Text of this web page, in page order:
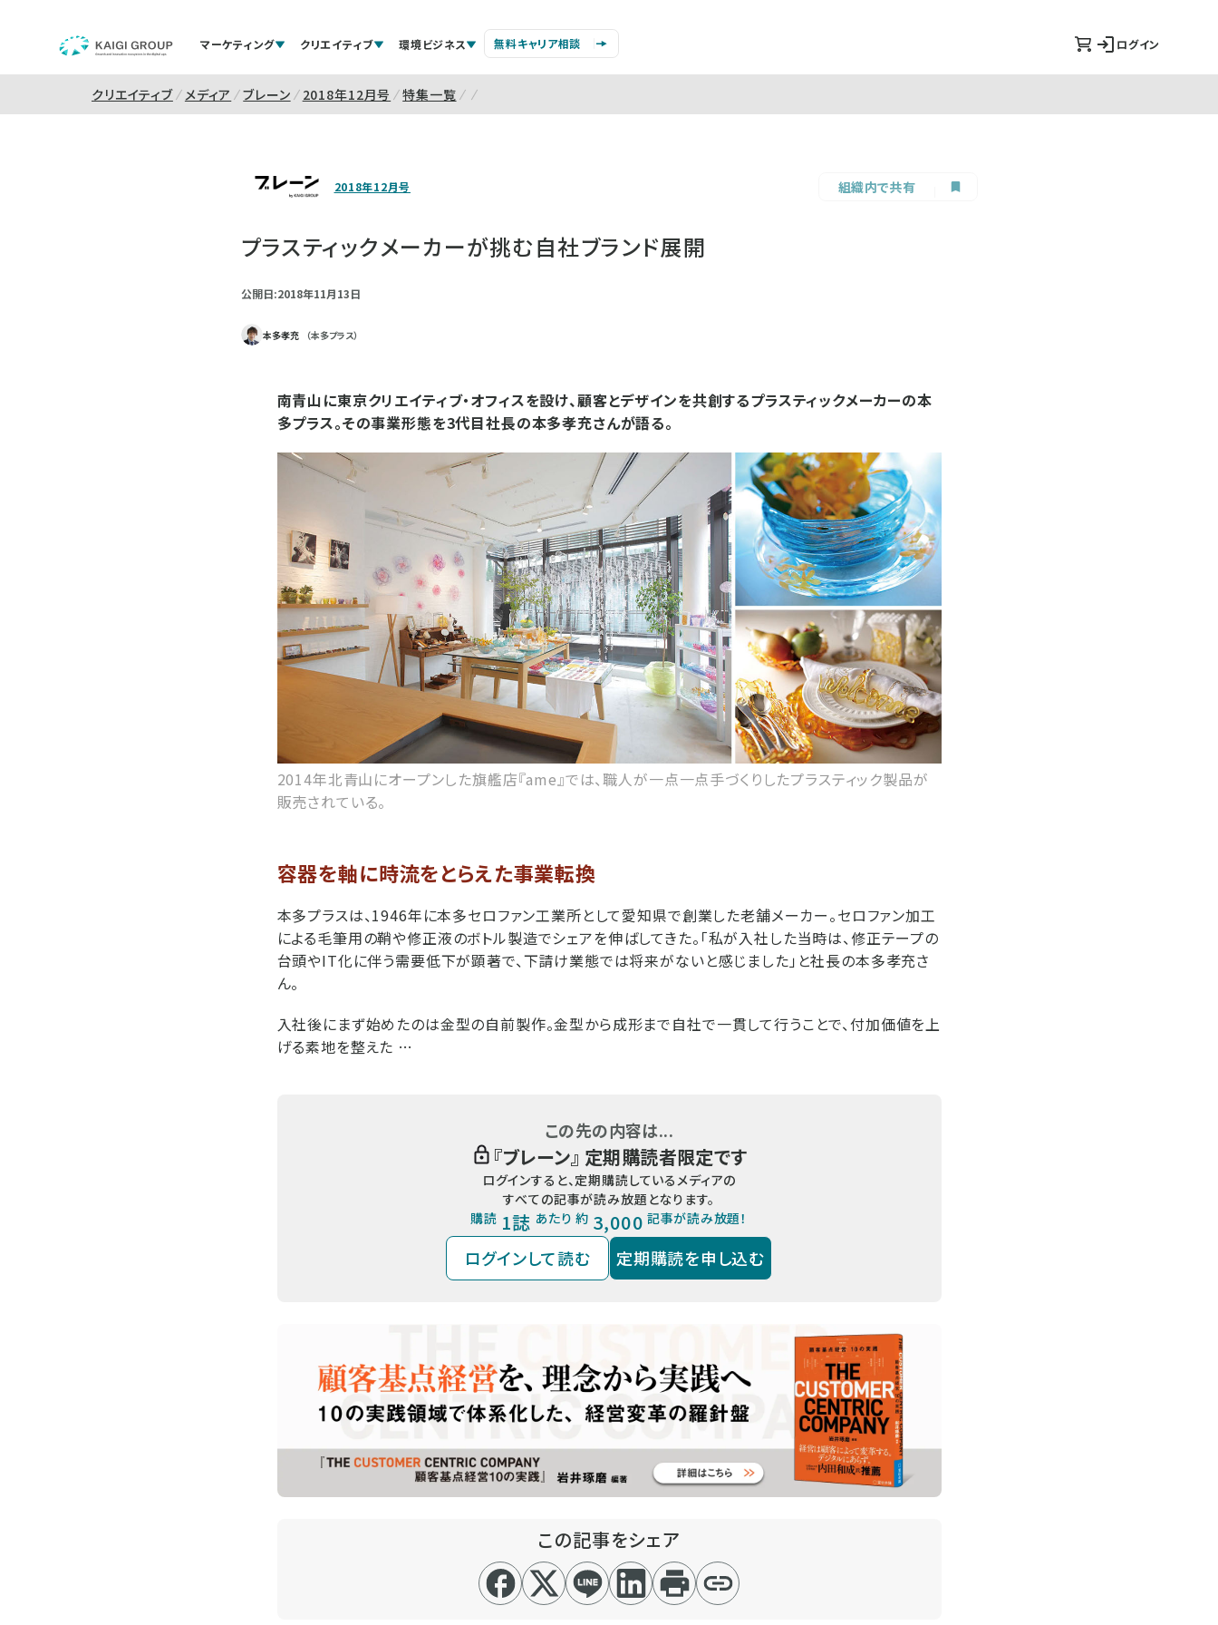
マーケティング クリエイティブ 環境ビジネス 無料キャリア相談 ログイン
クリエイティブ メディア ブレーン 2018年12月号 特集一覧
2018年12月号 組織内で共有
プラスティックメーカーが挑む自社ブランド展開
公開日:2018年11月13日
本多孝充 （本多プラス）
南青山に東京クリエイティブ・オフィスを設け、顧客とデザインを共創するプラスティックメーカーの本
多プラス。その事業形態を3代目社長の本多孝充さんが語る。
2014年北青山にオープンした旗艦店『ame』では、職人が一点一点手づくりしたプラスティック製品が
販売されている。
容器を軸に時流をとらえた事業転換
本多プラスは、1946年に本多セロファン工業所として愛知県で創業した老舗メーカー。セロファン加工
による毛筆用の鞘や修正液のボトル製造でシェアを伸ばしてきた。「私が入社した当時は、修正テープの
台頭やIT化に伴う需要低下が顕著で、下請け業態では将来がないと感じました」と社長の本多孝充さ
ん。
入社後にまず始めたのは金型の自前製作。金型から成形まで自社で一貫して行うことで、付加価値を上
げる素地を整えた …
この先の内容は...
『ブレーン』 定期購読者限定です
ログインすると、定期購読しているメディアの
すべての記事が読み放題となります。
購読 1誌 あたり 約 3,000 記事が読み放題！
ログインして読む 定期購読を申し込む
この記事をシェア